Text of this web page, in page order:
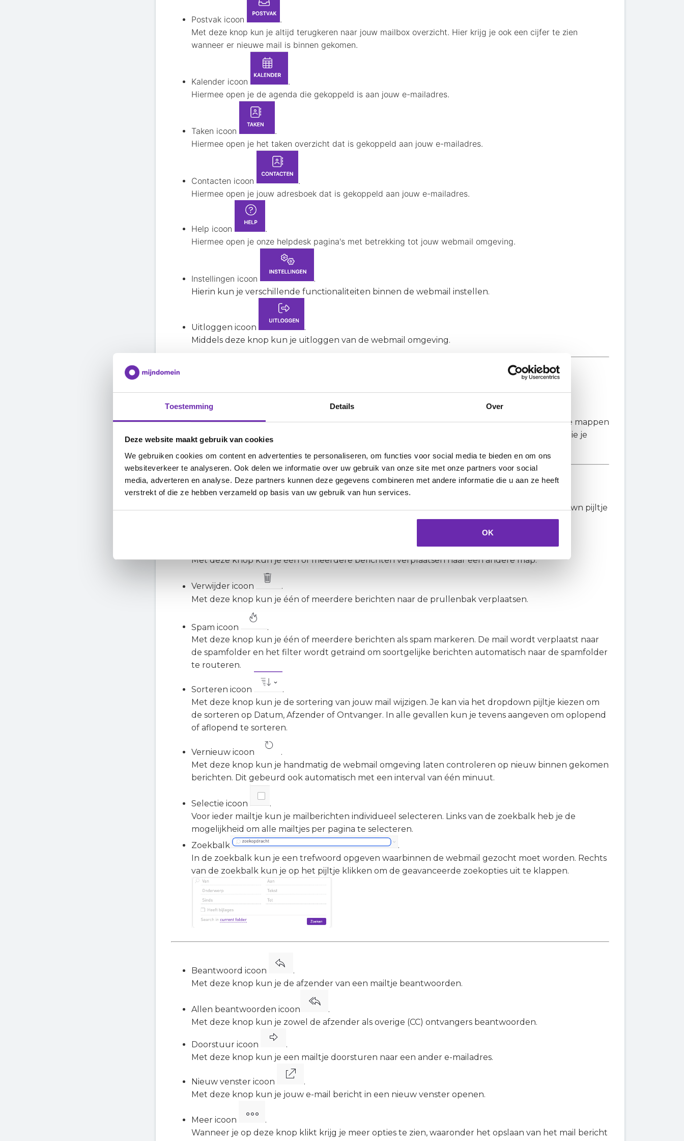
Toestemming Details Over
Deze website maakt gebruik van cookies
We gebruiken cookies om content en advertenties te personaliseren, om functies voor social media te bieden en om ons
websiteverkeer te analyseren. Ook delen we informatie over uw gebruik van onze site met onze partners voor social
media, adverteren en analyse. Deze partners kunnen deze gegevens combineren met andere informatie die u aan ze heeft
verstrekt of die ze hebben verzameld op basis van uw gebruik van hun services.
OK
Postvak icoon
.
Met deze knop kun je altijd terugkeren naar jouw mailbox overzicht. Hier krijg je ook een cijfer te zien
wanneer er nieuwe mail is binnen gekomen.
Kalender icoon
.
Hiermee open je de agenda die gekoppeld is aan jouw e-mailadres.
Taken icoon
.
Hiermee open je het taken overzicht dat is gekoppeld aan jouw e-mailadres.
Contacten icoon
.
Hiermee open je jouw adresboek dat is gekoppeld aan jouw e-mailadres.
Help icoon
.
Hiermee open je onze helpdesk pagina's met betrekking tot jouw webmail omgeving.
Instellingen icoon
.
Hierin kun je verschillende functionaliteiten binnen de webmail instellen.
Uitloggen icoon
.
Middels deze knop kun je uitloggen van de webmail omgeving.
Met deze knop kun je een nieuw e-mail bericht opstellen.
Mappen beheren en quota balk
Met deze knop kom je in het instellingsscherm opnieuw mappen aan te maken en bestaande mappen
te beheren. Als je met je muis beweegt over de balk onder de knop "mappen beheren" dan zie je
Gelezen icoon
Met deze knop kun je één of meerdere berichten als gelezen markeren, middels het dropdown pijltje
kun je er ook voor kiezen om één of meer berichten als ongelezen te markeren.
Met deze knop kun je één of meerdere berichten verplaatsen naar een andere map.
Verwijder icoon
.
Met deze knop kun je één of meerdere berichten naar de prullenbak verplaatsen.
Spam icoon
.
Met deze knop kun je één of meerdere berichten als spam markeren. De mail wordt verplaatst naar
de spamfolder en het filter wordt getraind om soortgelijke berichten automatisch naar de spamfolder
te routeren.
Sorteren icoon
.
Met deze knop kun je de sortering van jouw mail wijzigen. Je kan via het dropdown pijltje kiezen om
de sorteren op Datum, Afzender of Ontvanger. In alle gevallen kun je tevens aangeven om oplopend
of aflopend te sorteren.
Vernieuw icoon
.
Met deze knop kun je handmatig de webmail omgeving laten controleren op nieuw binnen gekomen
berichten. Dit gebeurd ook automatisch met een interval van één minuut.
Selectie icoon
.
Voor ieder mailtje kun je mailberichten individueel selecteren. Links van de zoekbalk heb je de
mogelijkheid om alle mailtjes per pagina te selecteren.
Zoekbalk
.
In de zoekbalk kun je een trefwoord opgeven waarbinnen de webmail gezocht moet worden. Rechts
van de zoekbalk kun je op het pijltje klikken om de geavanceerde zoekopties uit te klappen.
Beantwoord icoon
.
Met deze knop kun je de afzender van een mailtje beantwoorden.
Allen beantwoorden icoon
.
Met deze knop kun je zowel de afzender als overige (CC) ontvangers beantwoorden.
Doorstuur icoon
.
Met deze knop kun je een mailtje doorsturen naar een ander e-mailadres.
Nieuw venster icoon
.
Met deze knop kun je jouw e-mail bericht in een nieuw venster openen.
Meer icoon
.
Wanneer je op deze knop klikt krijg je meer opties te zien, waaronder het opslaan van het mail bericht